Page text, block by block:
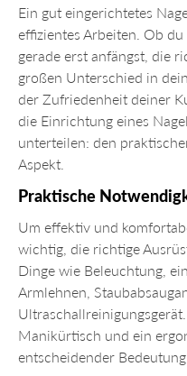
Ein gut eingerichtetes
effizientes Arbeiten. Ob
gerade erst anfängst, die
großen Unterschied in
der Zufriedenheit deiner
die Einrichtung eines
unterteilen: den
Aspekt.
Praktische
Um effektiv und
wichtig, die richtige
Dinge wie Beleuchtung,
Armlehnen,
Manikürtisch und ein
entscheidender